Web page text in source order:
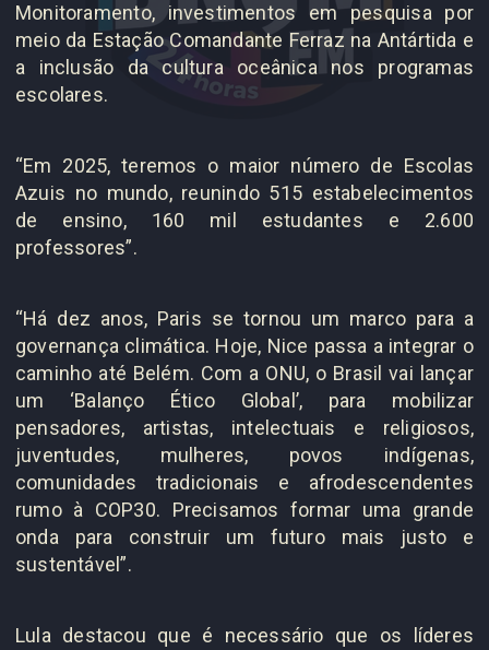
Monitoramento, investimentos em pesquisa por
meio da Estação Comandante Ferraz na Antártida e
a inclusão da cultura oceânica nos programas
escolares.
“Em 2025, teremos o maior número de Escolas
Azuis no mundo, reunindo 515 estabelecimentos
de ensino, 160 mil estudantes e 2.600
professores”.
“Há dez anos, Paris se tornou um marco para a
governança climática. Hoje, Nice passa a integrar o
caminho até Belém. Com a ONU, o Brasil vai lançar
um ‘Balanço Ético Global’, para mobilizar
pensadores, artistas, intelectuais e religiosos,
juventudes, mulheres, povos indígenas,
comunidades tradicionais e afrodescendentes
rumo à COP30. Precisamos formar uma grande
onda para construir um futuro mais justo e
sustentável”.
Lula destacou que é necessário que os líderes